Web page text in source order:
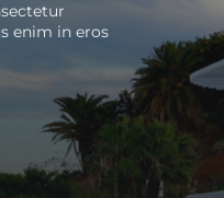
enim in eros